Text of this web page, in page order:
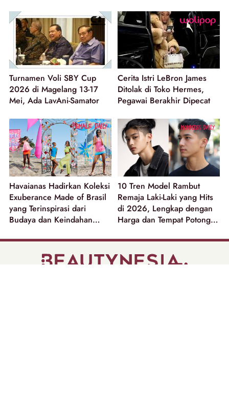
Turnamen Voli SBY Cup
2026 di Magelang 13-17
Mei, Ada LavAni-Samator
Cerita Istri LeBron James
Ditolak di Toko Hermes,
Pegawai Berakhir Dipecat
Havaianas Hadirkan Koleksi
Exuberance Made of Brasil
yang Terinspirasi dari
Budaya dan Keindahan
10 Tren Model Rambut
Remaja Laki-Laki yang Hits
di 2026, Lengkap dengan
Harga dan Tempat Potong